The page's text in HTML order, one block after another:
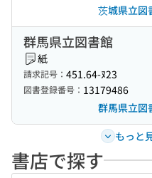
茨城県立図
群馬県立図書館
紙
請求記号： 451.64-ﾇ23
図書登録番号： 13179486
群馬県立図
もっと
書店で探す